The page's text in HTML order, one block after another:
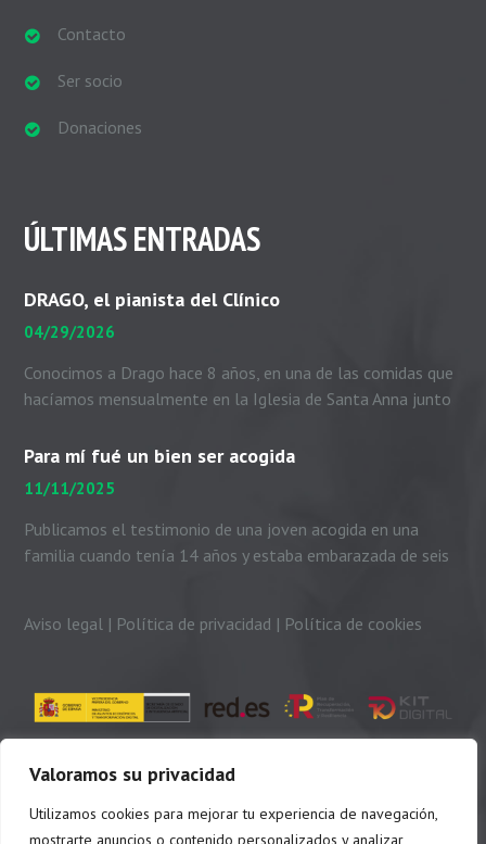
Valoramos su privacidad
Utilizamos cookies para mejorar tu experiencia de navegación,
mostrarte anuncios o contenido personalizados y analizar
Contacto
Ser socio
Donaciones
ÚLTIMAS ENTRADAS
DRAGO, el pianista del Clínico
04/29/2026
Conocimos a Drago hace 8 años, en una de las comidas que
hacíamos mensualmente en la Iglesia de Santa Anna junto
Para mí fué un bien ser acogida
11/11/2025
Publicamos el testimonio de una joven acogida en una
familia cuando tenía 14 años y estaba embarazada de seis
Aviso legal | Política de privacidad | Política de cookies